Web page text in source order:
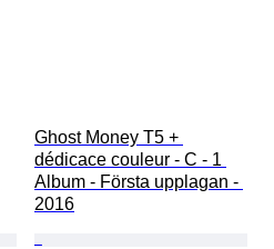
Ghost Money T5 +
dédicace couleur - C - 1
Album - Första upplagan -
2016